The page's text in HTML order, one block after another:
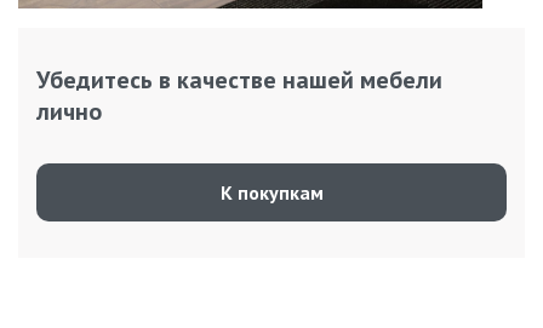
Убедитесь в качестве нашей мебели
лично
К покупкам